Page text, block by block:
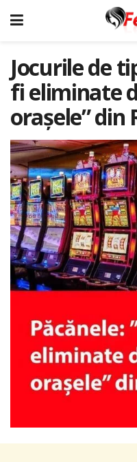
Jocurile de
fi eliminate
orașele” din